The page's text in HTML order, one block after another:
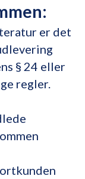
er det
§ 24 eller
regler.